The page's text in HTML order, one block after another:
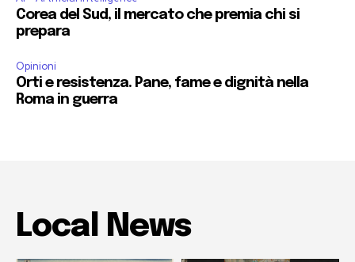
Corea del Sud, il mercato che premia chi si
prepara
Opinioni
Orti e resistenza. Pane, fame e dignità nella
Roma in guerra
Local News